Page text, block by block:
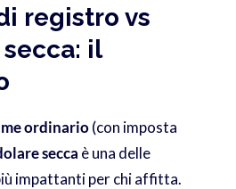
registro vs
il
ordinario(con imposta
secca è una delle
impattanti per chi affitta.